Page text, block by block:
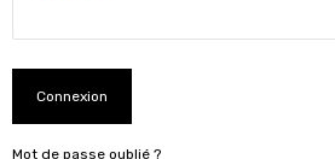
Connexion
Mot de passe oublié ?